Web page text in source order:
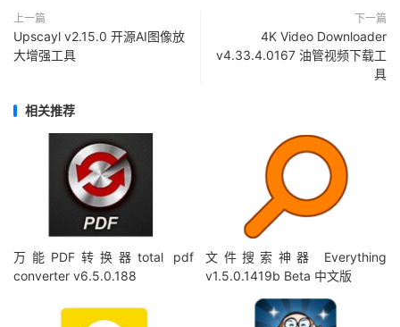
上一篇
Upscayl v2.15.0 开源AI图像放
大增强工具
下一篇
4K Video Downloader
v4.33.4.0167 油管视频下载工
具
相关推荐
万能PDF转换器total pdf
converter v6.5.0.188
文件搜索神器 Everything
v1.5.0.1419b Beta 中文版